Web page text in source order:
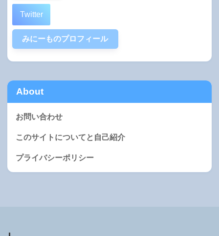
Twitter
みにーものプロフィール
About
お問い合わせ
このサイトについてと自己紹介
プライバシーポリシー